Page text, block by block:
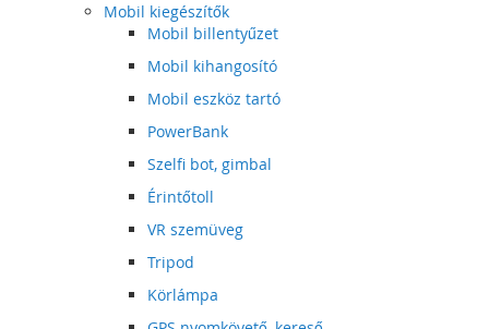
Mobil kiegészítők
Mobil billentyűzet
Mobil kihangosító
Mobil eszköz tartó
PowerBank
Szelfi bot, gimbal
Érintőtoll
VR szemüveg
Tripod
Körlámpa